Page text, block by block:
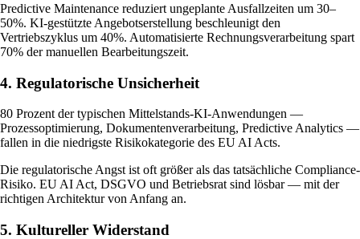
Predictive Maintenance reduziert ungeplante Ausfallzeiten um 30–
50%. KI-gestützte Angebotserstellung beschleunigt den
Vertriebszyklus um 40%. Automatisierte Rechnungsverarbeitung spart
70% der manuellen Bearbeitungszeit.
4. Regulatorische Unsicherheit
80 Prozent der typischen Mittelstands-KI-Anwendungen —
Prozessoptimierung, Dokumentenverarbeitung, Predictive Analytics —
fallen in die niedrigste Risikokategorie des EU AI Acts.
Die regulatorische Angst ist oft größer als das tatsächliche Compliance-
Risiko. EU AI Act, DSGVO und Betriebsrat sind lösbar — mit der
richtigen Architektur von Anfang an.
5. Kultureller Widerstand